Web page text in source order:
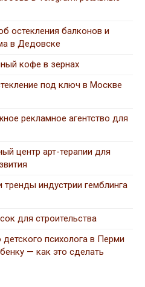
остекления балконов и
в Дедовске
кофе в зернах
под ключ в Москве
рекламное агентство для
центр арт-терапии для
индустрии гемблинга
для строительства
психолога в Перми
— как это сделать